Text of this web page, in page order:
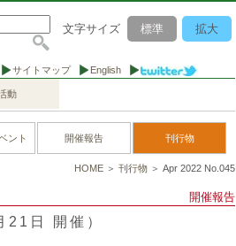
文字サイズ 標準 拡大
サイトマップ English
動
ント 開催報告 刊行物
HOME ＞ 刊行物 ＞ Apr 2022 No.045
開催報告
日 開催）